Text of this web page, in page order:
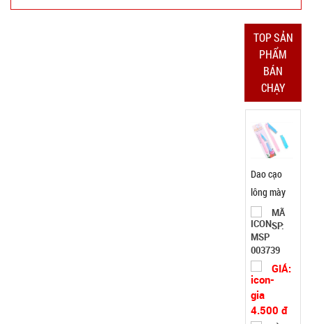
TOP SẢN
PHẨM
BÁN
CHẠY
CÒN HÀNG
Bảo
hành:
Test
Đặt
hàng
Dao cạo
lông mày
AiLin có
tặng đầu
thay
MÃ
SP:
003739
GIÁ:
4.500 đ